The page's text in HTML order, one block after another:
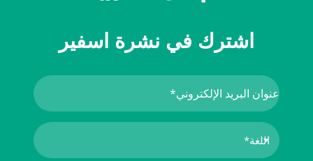
اشترك في نشرة اسفير